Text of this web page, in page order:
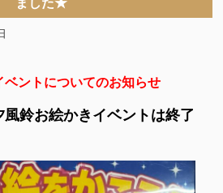
ントについてのお知らせ
鈴お絵かきイベントは終了